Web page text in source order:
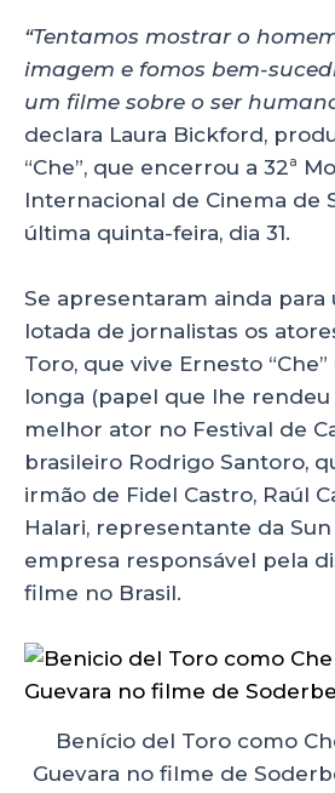
ts
A
p
p
e
b
o
o
k
e
dI
n
re
“Tentamos mostrar o
imagem e fomos bem-
um filme sobre o ser
declara Laura Bickford,
“Che”, que encerrou a 32ª
Internacional de Cinema de
última quinta-feira, dia 31.
Se apresentaram ainda para
lotada de jornalistas os
Toro, que vive Ernesto
longa (papel que lhe
melhor ator no Festival de
brasileiro Rodrigo Santoro,
irmão de Fidel Castro, Raúl
Halari, representante da
empresa responsável pela
filme no Brasil.
Benício del Toro como
Guevara no filme de